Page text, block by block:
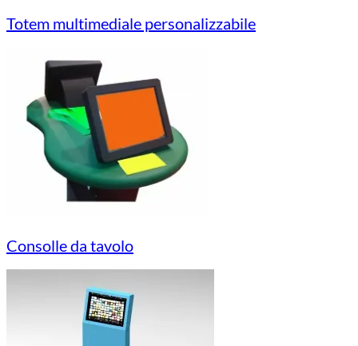
Totem multimediale personalizzabile
Consolle da tavolo